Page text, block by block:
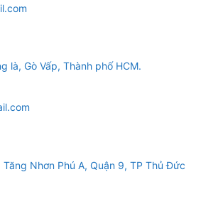
– Lái Xe An Toàn Tuyệt Đối
ZT13 ADAS 13inch 2K được tích hợp
hỗ trợ lái xe an toàn thông minh
Các tính năng nổi bật bao gồm:
là, Gò Vấp, Thành phố HCM.
Tăng Nhơn Phú A, Quận 9, TP Thủ Đức